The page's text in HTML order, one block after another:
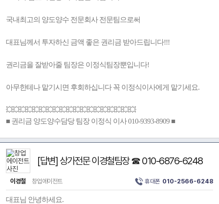
국내최고의 양도양수 전문회사 전문팀으로써
대표님께서 투자하신 금액 좋은 권리금 받아드립니다!!!
권리금을 잘받아줄 팀장은 이정식팀장뿐입니다!
아무한테나 맡기시면 후회하십니다 꼭 이정식이사에게 맡기세요.
💥💥💥💥💥💥💥💥💥💥💥💥💥💥💥💥💥💥💥
■ 권리금 양도양수담당 팀장 이정식 이사 010-9393-8909 ■
[답변] 상가전문 이경철팀장 ☎ 010-6876-6248
이경철 창업에이전트 휴대폰 010-2566-6248
대표님 안녕하세요.